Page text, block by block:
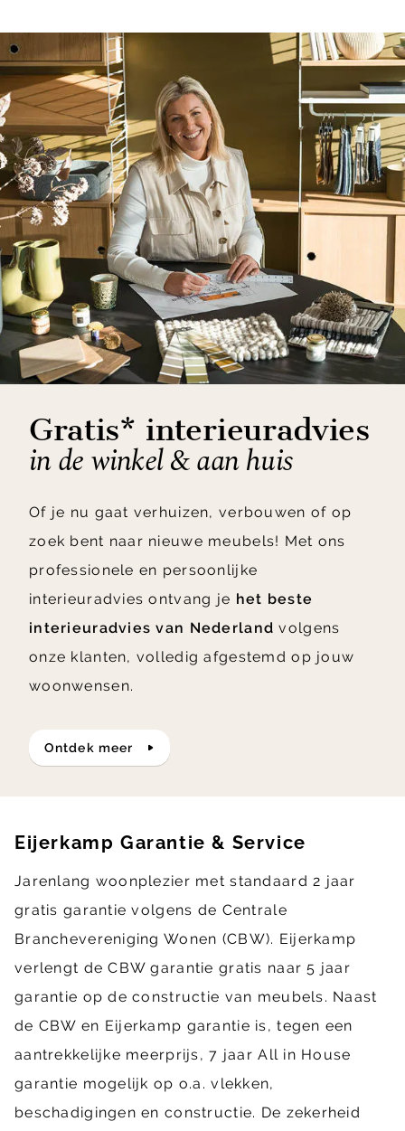
Gratis* interieuradvies
in de winkel & aan huis
Of je nu gaat verhuizen, verbouwen of op
zoek bent naar nieuwe meubels! Met ons
professionele en persoonlijke
interieuradvies ontvang je het beste
interieuradvies van Nederland volgens
onze klanten, volledig afgestemd op jouw
woonwensen.
ontdek meer
Eijerkamp Garantie & Service
Jarenlang woonplezier met standaard 2 jaar
gratis garantie volgens de Centrale
Branchevereniging Wonen (CBW). Eijerkamp
verlengt de CBW garantie gratis naar 5 jaar
garantie op de constructie van meubels. Naast
de CBW en Eijerkamp garantie is, tegen een
aantrekkelijke meerprijs, 7 jaar All in House
garantie mogelijk op o.a. vlekken,
beschadigingen en constructie. De zekerheid